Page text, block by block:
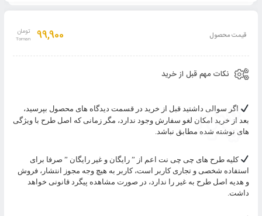
محصول
قیمت محصول 99,900 تومان
نکات مهم قبل از خرید
اگر سوالی داشتید قبل از خرید در قسمت دیدگاه های محصول بپرسید،
بعد از خرید امکان لغو سفارش وجود ندارد، مگر زمانی که اصل طرح با ویژگی
های نوشته شده مطابق نباشد.
کلیه طرح های چی چی نت اعم از ” رایگان و غیر رایگان ” صرفا برای
استفاده شخصی و تجاری کاربر است، کاربر به هیچ وجه مجوز انتشار، فروش
و هدیه اصل طرح به غیر را ندارد، در صورت مشاهده پیگرد قانونی خواهد
داشت.